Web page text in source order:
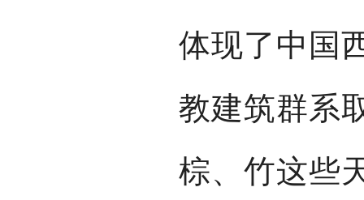
体现了中国
教建筑群系
棕、竹这些